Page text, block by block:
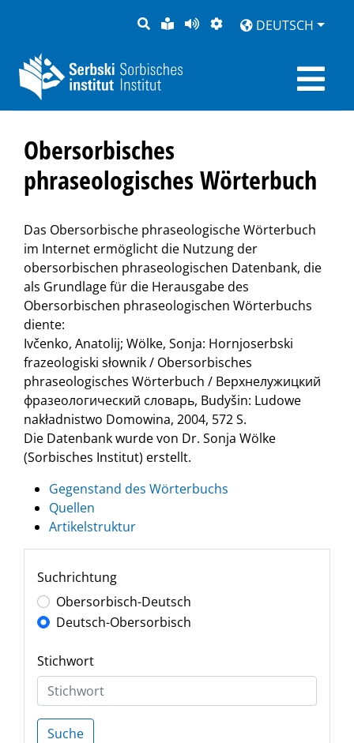
SUCHELEICHTE
SPRACHE
SEITEDARSTELLUNG
DEUTSCH
Obersorbisches
phraseologisches Wörterbuch
Das Obersorbische phraseologische Wörterbuch
im Internet ermöglicht die Nutzung der
obersorbischen phraseologischen Datenbank, die
als Grundlage für die Herausgabe des
Obersorbischen phraseologischen Wörterbuchs
diente:
Ivčenko, Anatolij; Wölke, Sonja: Hornjoserbski
frazeologiski słownik / Obersorbisches
phraseologisches Wörterbuch / Верхнелужицкий
фразеологический словарь, Budyšin: Ludowe
nakładnistwo Domowina, 2004, 572 S.
Die Datenbank wurde von Dr. Sonja Wölke
(Sorbisches Institut) erstellt.
Gegenstand des Wörterbuchs
Quellen
Artikelstruktur
Suchrichtung
Obersorbisch-Deutsch
Deutsch-Obersorbisch
Stichwort
Suche